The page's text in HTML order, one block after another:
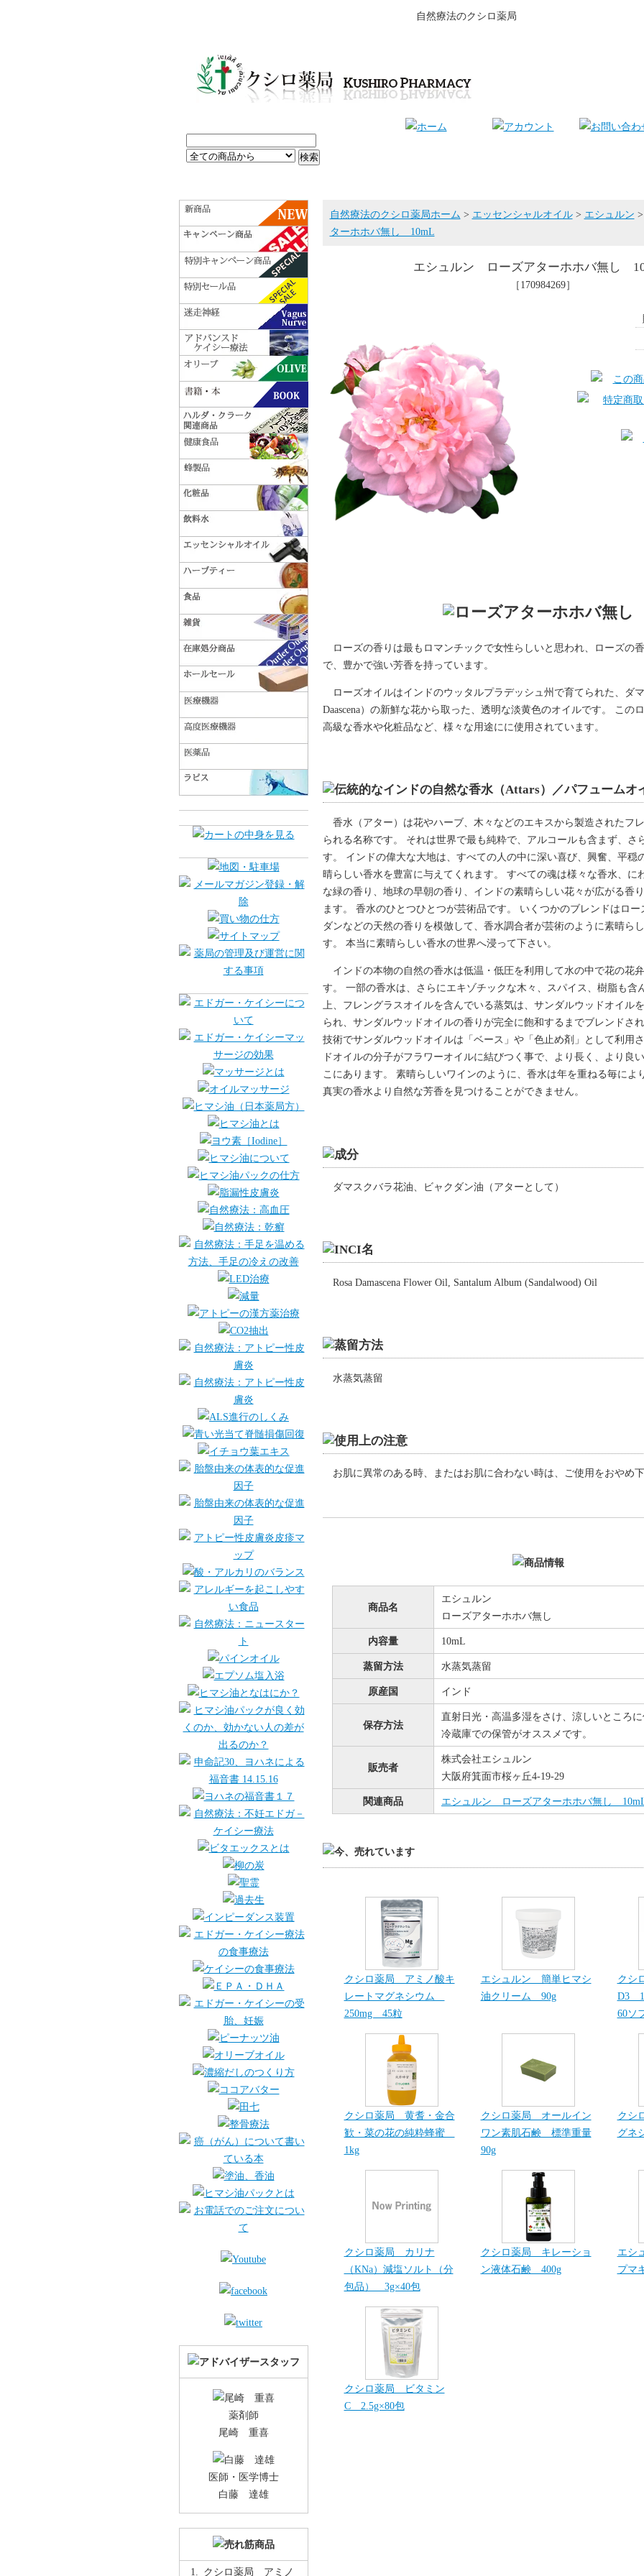
自然療法のクシロ薬局
自然療法のクシロ薬局ホーム > エッセンシャルオイル> エシュルン
ターホホバ無し 10mL
エシュルン ローズアターホホバ無し
［170984269］
ローズの香りは最もロマンチックで女性らしいと思われ、ローズの
で、豊かで強い芳香を持っています。
ローズオイルはインドのウッタルプラデッシュ州で育てられた、ダ
Daascena）の新鮮な花から取った、透明な淡黄色のオイルです。 この
高級な香水や化粧品など、様々な用途にに使用されています。
香水（アター）は花やハーブ、木々などのエキスから製造されたフ
られる名称です。 それは世界で最も純粋で、アルコールも含まず、さ
す。 インドの偉大な大地は、すべての人の中に深い喜び、興奮、平穏
晴らしい香水を豊富に与えてくれます。 すべての魂は様々な香水、に
な緑の香り、地球の早朝の香り、インドの素晴らしい花々が広がる香
ます。 香水のひとつひとつが芸術品です。 いくつかのブレンドはロ
ダンなどの天然の香りを模倣して、香水調合者が芸術のように素晴ら
す。 本当に素晴らしい香水の世界へ浸って下さい。
インドの本物の自然の香水は低温・低圧を利用して水の中で花の花
す。 一部の香水は、さらにエキゾチックな木々、スパイス、樹脂も含
上、フレングラスオイルを含んでいる蒸気は、サンダルウッドオイル
られ、サンダルウッドオイルの香りが完全に飽和するまでブレンドさ
技術でサンダルウッドオイルは「ベース」や「色止め剤」として利用
ドオイルの分子がフラワーオイルに結びつく事で、より長く、より良
こにあります。 素晴らしいワインのように、香水は年を重ねる毎によ
真実の香水より自然な芳香を見つけることができません。
ダマスクバラ花油、ビャクダン油（アターとして）
Rosa Damascena Flower Oil, Santalum Album (Sandalwood) Oil
水蒸気蒸留
お肌に異常のある時、またはお肌に合わない時は、ご使用をおやめ
商品名
エシュルン
ローズアターホホバ無し
内容量 10mL
蒸留方法 水蒸気蒸留
原産国 インド
保存方法
直射日光・高温多湿をさけ、涼しいところ
冷蔵庫での保管がオススメです。
販売者
株式会社エシュルン
大阪府箕面市桜ヶ丘4-19-29
関連商品 エシュルン ローズアターホホバ無し
クシロ薬局 アミノ酸キ
レートマグネシウム
250mg 45粒
エシュルン 簡単ヒマシ
油クリーム 90g
クシ
D3
60ソ
クシロ薬局 黄耆・金合
歓・菜の花の純粋蜂蜜
1kg
クシロ薬局 オールイン
ワン素肌石鹸 標準重量
90g
クシ
グネ
クシロ薬局 カリナ
（KNa）減塩ソルト（分
包品） 3g×40包
クシロ薬局 キレーショ
ン液体石鹸 400g
エシ
プマ
クシロ薬局 ビタミン
C 2.5g×80包
薬剤師
尾崎 重喜
医師・医学博士
白藤 達雄
クシロ薬局 アミノ